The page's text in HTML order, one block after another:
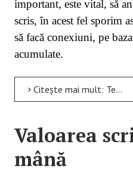
important, este vital, să
scris, în acest fel sporim
să facă conexiuni, pe
acumulate.
Citește mai mult: Tehnologia și cititul
Valoarea
mână